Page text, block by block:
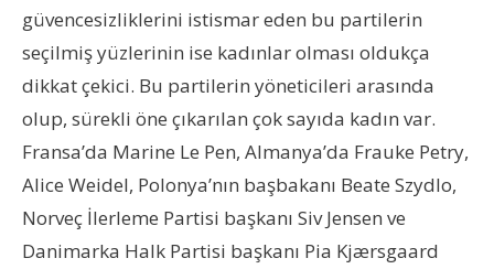
güvencesizliklerini istismar eden bu partilerin
seçilmiş yüzlerinin ise kadınlar olması oldukça
dikkat çekici. Bu partilerin yöneticileri arasında
olup, sürekli öne çıkarılan çok sayıda kadın var.
Fransa’da Marine Le Pen, Almanya’da Frauke Petry,
Alice Weidel, Polonya’nın başbakanı Beate Szydlo,
Norveç İlerleme Partisi başkanı Siv Jensen ve
Danimarka Halk Partisi başkanı Pia Kjærsgaard